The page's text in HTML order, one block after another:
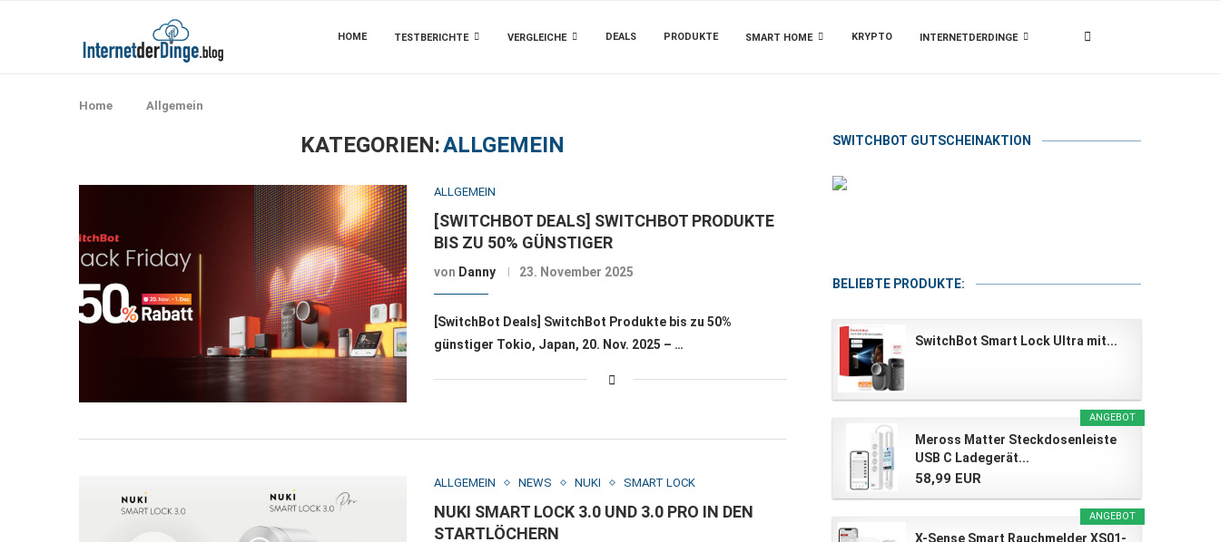
HOME TESTBERICHTE VERGLEICHE DEALS PRODUKTE SMART HOME KRYPTO INTERNETDERDINGE
Home Allgemein
KATEGORIEN:ALLGEMEIN
ALLGEMEIN
[SWITCHBOT DEALS] SWITCHBOT PRODUKTE
BIS ZU 50% GÜNSTIGER
von Danny 23. November 2025
[SwitchBot Deals] SwitchBot Produkte bis zu 50%
günstiger Tokio, Japan, 20. Nov. 2025 – …
ALLGEMEIN NEWS NUKI SMART LOCK
NUKI SMART LOCK 3.0 UND 3.0 PRO IN DEN
STARTLÖCHERN
SWITCHBOT GUTSCHEINAKTION
BELIEBTE PRODUKTE:
SwitchBot Smart Lock Ultra mit...
ANGEBOT
Meross Matter Steckdosenleiste
USB C Ladegerät...
58,99 EUR
ANGEBOT
X-Sense Smart Rauchmelder XS01-